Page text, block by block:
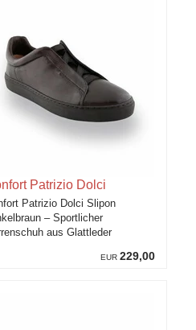
EUR 229,00
Patrizio Dolci
Patrizio Dolci Slipon
– Sportlicher
aus Glattleder